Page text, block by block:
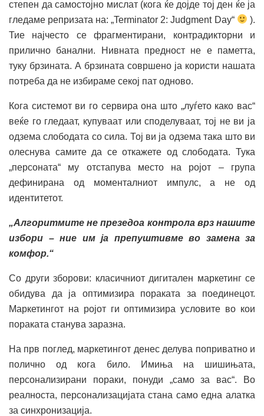
степен да самостојно мислат (кога ќе дојде тој ден ќе ја
гледаме репризата на: „Terminator 2: Judgment Day“
).
Тие најчесто се фрагментирани, контрадикторни и
прилично банални. Нивната предност не е паметта,
туку брзината. А брзината совршено ја користи нашата
потреба да не избираме секој пат одново.
Кога системот ви го сервира она што „луѓето како вас“
веќе го гледаат, купуваат или споделуваат, тој не ви ја
одзема слободата со сила. Тој ви ја одзема така што ви
олеснува самите да се откажете од слободата. Тука
„персоната“ му отстапува место на ројот – група
дефинирана од моменталниот импулс, а не од
идентитетот.
„Алгоритмите не презедоа контрола врз нашите
избори – ние им ја препуштивме во замена за
комфор.“
Со други зборови: класичниот дигитален маркетинг се
обидува да ја оптимизира пораката за поединецот.
Маркетингот на ројот ги оптимизира условите во кои
пораката станува заразна.
На прв поглед, маркетингот денес делува поприватно и
полично од кога било. Имиња на шишињата,
персонализирани пораки, понуди „само за вас“. Во
реалноста, персонализацијата стана само една алатка
за синхронизација.